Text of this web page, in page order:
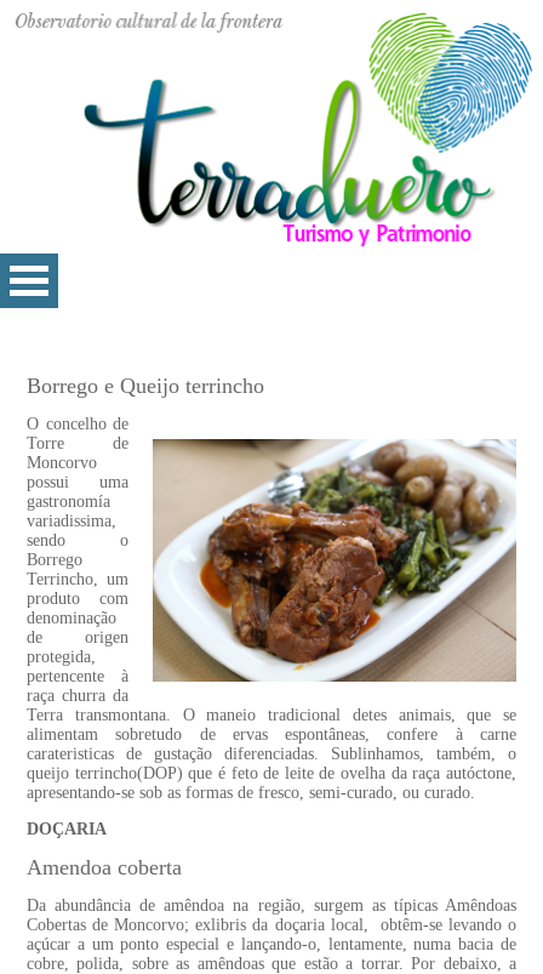
Borrego e Queijo terrincho
O concelho de
Torre de
Moncorvo
possui uma
gastronomía
variadissima,
sendo o
Borrego
Terrincho, um
produto com
denominação
de origen
protegida,
pertencente à
raça churra da
Terra transmontana. O maneio tradicional detes animais, que se
alimentam sobretudo de ervas espontâneas, confere à carne
carateristicas de gustação diferenciadas. Sublinhamos, também, o
queijo terrincho(DOP) que é feto de leite de ovelha da raça autóctone,
apresentando-se sob as formas de fresco, semi-curado, ou curado.
DOÇARIA
Amendoa coberta
Da abundância de amêndoa na região, surgem as típicas Amêndoas
Cobertas de Moncorvo; exlibris da doçaria local, obtêm-se levando o
açúcar a um ponto especial e lançando-o, lentamente, numa bacia de
cobre, polida, sobre as amêndoas que estão a torrar. Por debaixo, a